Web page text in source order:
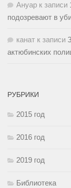
Ануар к записи
подозревают в
канат к записи
актюбинских
РУБРИКИ
2015 год
2016 год
2019 год
Библиотека